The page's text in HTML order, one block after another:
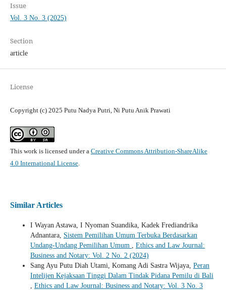
Issue
Vol. 3 No. 3 (2025)
Section
article
License
Copyright (c) 2025 Putu Nadya Putri, Ni Putu Anik Prawati
This work is licensed under a Creative Commons Attribution-ShareAlike
4.0 International License.
Similar Articles
I Wayan Astawa, I Nyoman Suandika, Kadek Frediandrika
Adnantara, Sistem Pemilihan Umum Terbuka Berdasarkan
Undang-Undang Pemilihan Umum
Ethics and Law Journal:
Business and Notary: Vol. 2 No. 2 (2024)
Sang Ayu Putu Diah Utami, Komang Adi Sastra Wijaya, Peran
Intelijen Kejaksaan Tinggi Dalam Tindak Pidana Pemilu di Bali
Ethics and Law Journal: Business and Notary: Vol. 3 No. 3